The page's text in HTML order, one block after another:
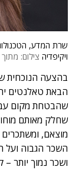
שרת המדע,
ויקיפדיה צילום: מתוך
בהצעה הנוכחית
הבאת טאלנטים
שהבטחת מקום
שחלק מאותם
מוצאם, ומשתכרים
השכר הגבוה ועל
ושכר נמוך יותר –